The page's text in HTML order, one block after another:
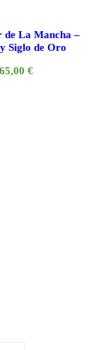
de La Mancha –
Siglo de Oro
€